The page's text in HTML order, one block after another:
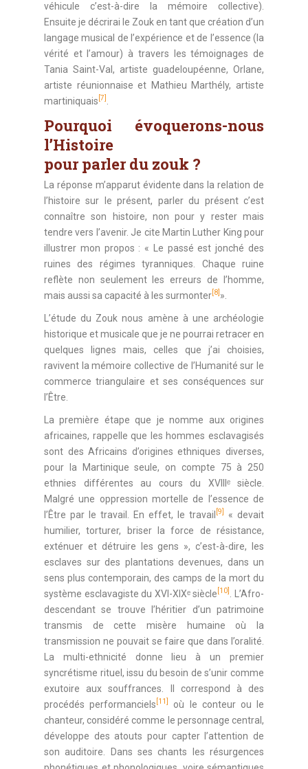
véhicule c’est-à-dire la mémoire collective).
Ensuite je décrirai le Zouk en tant que création d’un
langage musical de l’expérience et de l’essence (la
vérité et l’amour) à travers les témoignages de
Tania Saint-Val, artiste guadeloupéenne, Orlane,
artiste réunionnaise et Mathieu Marthély, artiste
martiniquais [7]
Pourquoi évoquerons-nous
l’Histoire
pour parler du zouk ?
La réponse m’apparut évidente dans la relation de
l’histoire sur le présent, parler du présent c’est
connaître son histoire, non pour y rester mais
tendre vers l’avenir. Je cite Martin Luther King pour
illustrer mon propos : « Le passé est jonché des
ruines des régimes tyranniques. Chaque ruine
reflète non seulement les erreurs de l’homme,
mais aussi sa capacité à les surmonter [8] ».
L’étude du Zouk nous amène à une archéologie
historique et musicale que je ne pourrai retracer en
quelques lignes mais, celles que j’ai choisies,
ravivent la mémoire collective de l’Humanité sur le
commerce triangulaire et ses conséquences sur
l’Être.
La première étape que je nomme aux origines
africaines, rappelle que les hommes esclavagisés
sont des Africains d’origines ethniques diverses,
pour la Martinique seule, on compte 75 à 250
ethnies différentes au cours du XVIIIᵉ siècle.
Malgré une oppression mortelle de l’essence de
l’Être par le travail. En effet, le travail [9]
« devait
humilier, torturer, briser la force de résistance,
exténuer et détruire les gens », c’est-à-dire, les
esclaves sur des plantations devenues, dans un
sens plus contemporain, des camps de la mort du
système esclavagiste du XVI-XIXᵉ siècle [10]
. L’Afro-
descendant se trouve l’héritier d’un patrimoine
transmis de cette misère humaine où la
transmission ne pouvait se faire que dans l’oralité.
La multi-ethnicité donne lieu à un premier
syncrétisme rituel, issu du besoin de s’unir comme
exutoire aux souffrances. Il correspond à des
procédés performanciels [11]
où le conteur ou le
chanteur, considéré comme le personnage central,
développe des atouts pour capter l’attention de
son auditoire. Dans ses chants les résurgences